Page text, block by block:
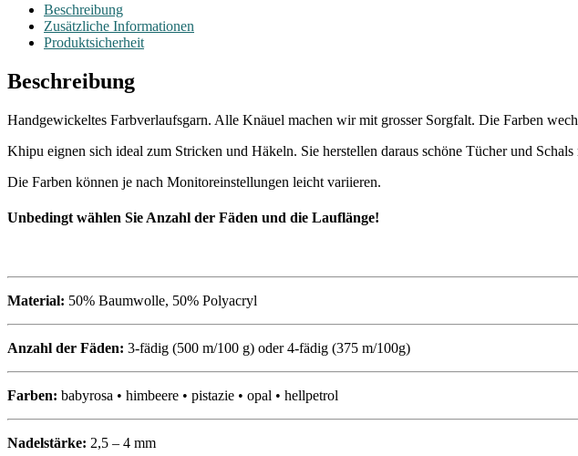
Beschreibung
Zusätzliche Informationen
Produktsicherheit
Beschreibung
Handgewickeltes Farbverlaufsgarn. Alle Knäuel machen wir mit grosser Sorgfalt. Die Farben
Khipu eignen sich ideal zum Stricken und Häkeln. Sie herstellen daraus schöne Tücher und
Die Farben können je nach Monitoreinstellungen leicht variieren.
Unbedingt wählen Sie Anzahl der Fäden und die Lauflänge!
Material: 50% Baumwolle, 50% Polyacryl
Anzahl der Fäden: 3-fädig (500 m/100 g) oder 4-fädig (375 m/100g)
Farben: babyrosa • himbeere • pistazie • opal • hellpetrol
Nadelstärke: 2,5 – 4 mm